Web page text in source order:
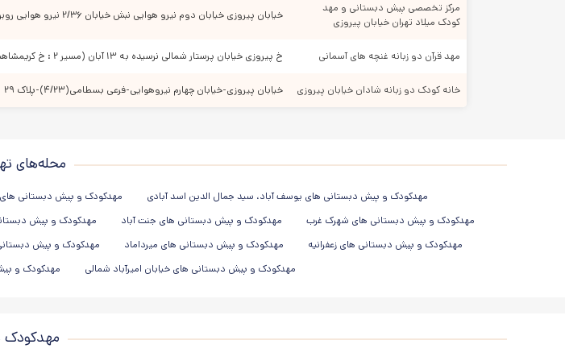
در این مقاله به برخی موارد جهت کمک به شما عزیزان پرداختیم تا شاید کمی از بار مسئولیت شما والدین عزیز در
دسته بندی های مرتبط:
مرکز تخصصی پیش دبستانی و مهد
کودک میلاد تهران خیابان پیروزی
خیابان پیروزی خیابان دوم نیرو هوایی نبش خیابان ۲/۳۶ نیرو هوایی روبروی درمانگاه امام حسن مجتبی (علیه السلام) پلاک ۱۷۳
مهد قرآن دو زبانه غنچه های آسمانی خ پیروزی خیابان پرستار شمالی نرسیده به ۱۳ آبان (مسیر ۲ : خ کریمشاهیان )
خانه کودک دو زبانه شادان خیابان پیروزی خیابان پیروزی-خیابان چهارم نیروهوایی-فرعی بسطامی(۴/۲۳)-پلاک ۲۹
محله‌های
مهدکودک و پیش دبستانی های یوسف آباد، سید جمال الدین اسد آبادی مهدکودک و پیش دبستانی های
مهدکودک و پیش دبستانی های شهرک غرب
مهدکودک و پیش دبستانی های جنت آباد مهدکودک و پیش
مهدکودک و پیش دبستانی های زعفرانیه
مهدکودک و پیش دبستانی های میرداماد مهدکودک و پیش
مهدکودک و پیش دبستانی های خیابان امیرآباد شمالی
مهدکودک و
مهدکودک